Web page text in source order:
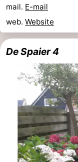
mail. E-mail
web. Website
De Spaier 4